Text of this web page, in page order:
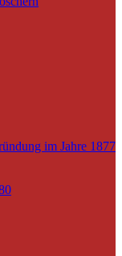
im Jahre 1877